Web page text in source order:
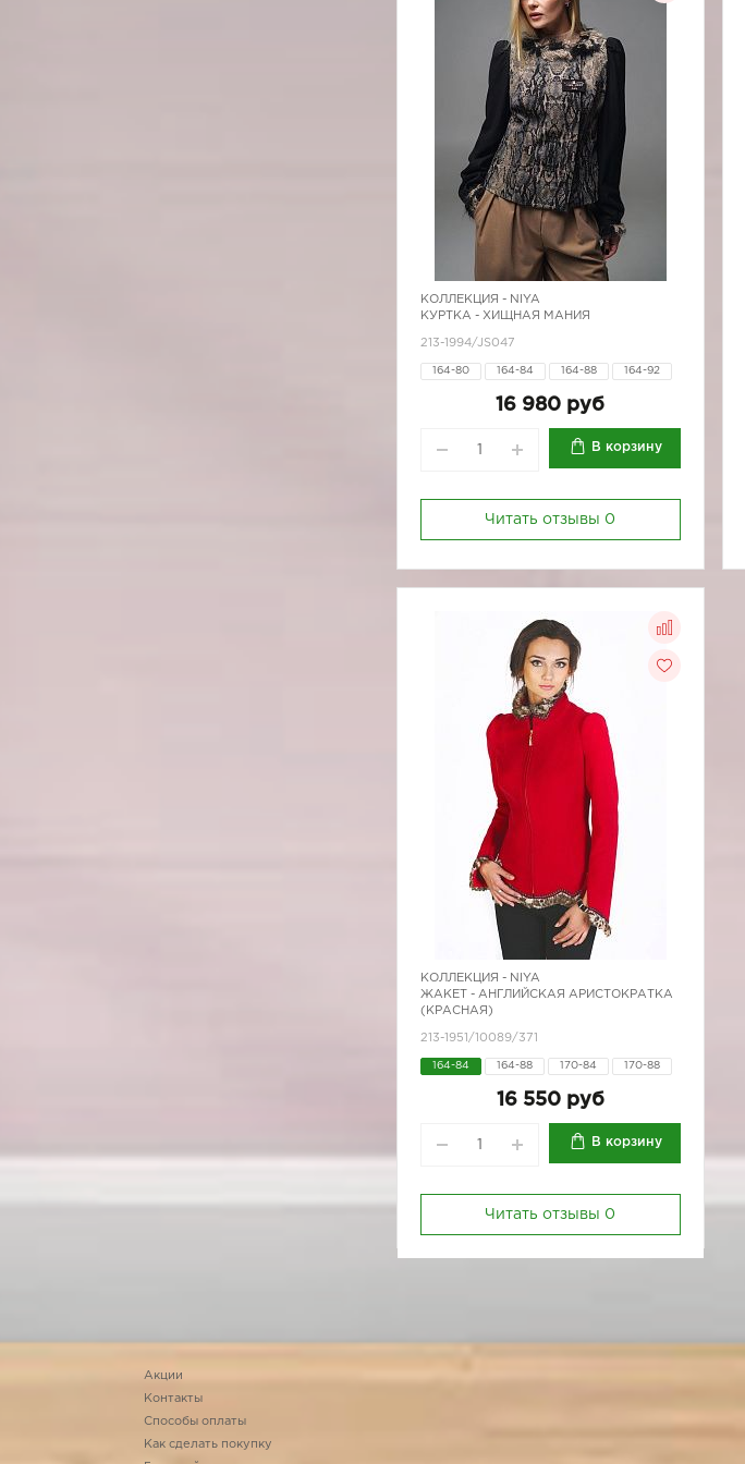
КОЛЛЕКЦИЯ - NIYA
КУРТКА - ХИЩНАЯ МАНИЯ
213-1994/JS047
164-80 164-84 164-88 164-92
170-96
16 980 руб
В корзину
Читать отзывы 0
КОЛЛЕКЦИЯ - NIYA
ЖАКЕТ - АНГЛИЙСКАЯ АРИСТОКРАТКА
(КРАСНАЯ)
213-1951/10089/371
164-84 164-88 170-84 170-88
16 550 руб
В корзину
Читать отзывы 0
Акции
Контакты
Способы оплаты
Как сделать покупку